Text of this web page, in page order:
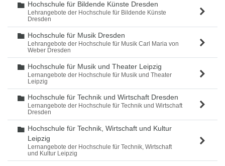
Ordner
Hochschule für Bildende Künste Dresden
Lehrangebote der Hochschule für Bildende Künste
Dresden
Ordner
Hochschule für Musik Dresden
Lehrangebote der Hochschule für Musik Carl Maria von
Weber Dresden
Ordner
Hochschule für Musik und Theater Leipzig
Lernangebote der Hochschule für Musik und Theater
Leipzig
Ordner
Hochschule für Technik und Wirtschaft Dresden
Lernangebote der Hochschule für Technik und Wirtschaft
Dresden
Ordner
Hochschule für Technik, Wirtschaft und Kultur
Leipzig
Lernangebote der Hochschule für Technik, Wirtschaft
und Kultur Leipzig